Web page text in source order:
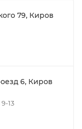
товаров.
79, Киров
6, Киров
13